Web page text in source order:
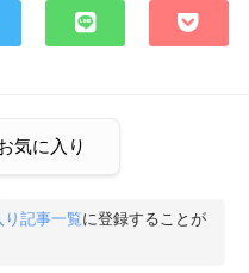
気に入り
り記事一覧に登録することが